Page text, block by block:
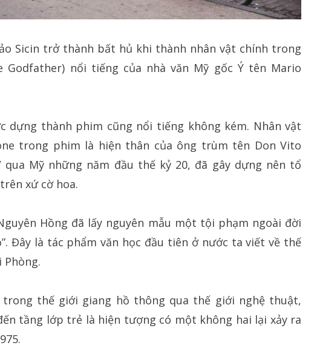
Sicin trở thành bất hủ khi thành nhân vật chính trong
Godfather) nổi tiếng của nhà văn Mỹ gốc Ý tên Mario
dựng thành phim cũng nổi tiếng không kém. Nhân vật
trong phim là hiện thân của ông trùm tên Don Vito
qua Mỹ những năm đầu thế kỷ 20, đã gây dựng nên tổ
xứ cờ hoa.
Hồng đã lấy nguyên mẫu một tội phạm ngoài đời
Đây là tác phẩm văn học đầu tiên ở nước ta viết về thế
Phòng.
thế giới giang hồ thông qua thế giới nghệ thuật,
tầng lớp trẻ là hiện tượng có một không hai lại xảy ra